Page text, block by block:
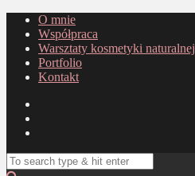
O mnie
Współpraca
Warsztaty kosmetyki naturalnej
Portfolio
Kontakt